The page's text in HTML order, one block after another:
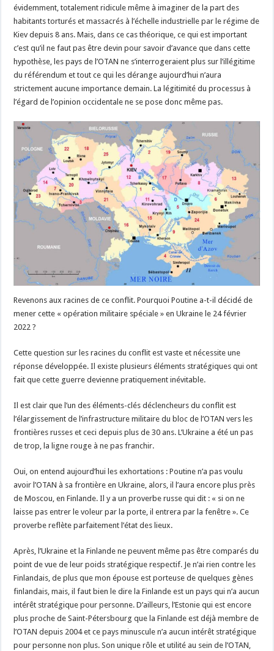
évidemment, totalement ridicule même à imaginer de la part des
habitants torturés et massacrés à l’échelle industrielle par le régime de
Kiev depuis 8 ans. Mais, dans ce cas théorique, ce qui est important
c’est qu’il ne faut pas être devin pour savoir d’avance que dans cette
hypothèse, les pays de l’OTAN ne s’interrogeraient plus sur l’illégitime
du référendum et tout ce qui les dérange aujourd’hui n’aura
strictement aucune importance demain. La légitimité du processus à
l’égard de l’opinion occidentale ne se pose donc même pas.
Revenons aux racines de ce conflit. Pourquoi Poutine a-t-il décidé de
mener cette « opération militaire spéciale » en Ukraine le 24 février
2022 ?
Cette question sur les racines du conflit est vaste et nécessite une
réponse développée. Il existe plusieurs éléments stratégiques qui ont
fait que cette guerre devienne pratiquement inévitable.
Il est clair que l’un des éléments-clés déclencheurs du conflit est
l’élargissement de l’infrastructure militaire du bloc de l’OTAN vers les
frontières russes et ceci depuis plus de 30 ans. L’Ukraine a été un pas
de trop, la ligne rouge à ne pas franchir.
Oui, on entend aujourd’hui les exhortations : Poutine n’a pas voulu
avoir l’OTAN à sa frontière en Ukraine, alors, il l’aura encore plus près
de Moscou, en Finlande. Il y a un proverbe russe qui dit : « si on ne
laisse pas entrer le voleur par la porte, il entrera par la fenêtre ». Ce
proverbe reflète parfaitement l’état des lieux.
Après, l’Ukraine et la Finlande ne peuvent même pas être comparés du
point de vue de leur poids stratégique respectif. Je n’ai rien contre les
Finlandais, de plus que mon épouse est porteuse de quelques gènes
finlandais, mais, il faut bien le dire la Finlande est un pays qui n’a aucun
intérêt stratégique pour personne. D’ailleurs, l’Estonie qui est encore
plus proche de Saint-Pétersbourg que la Finlande est déjà membre de
l’OTAN depuis 2004 et ce pays minuscule n’a aucun intérêt stratégique
pour personne non plus. Son unique rôle et utilité au sein de l’OTAN,